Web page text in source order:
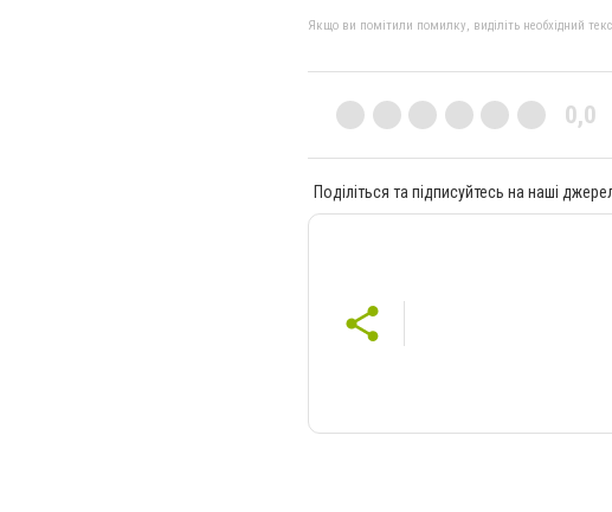
Якщо ви помітили помилку, виділіть необхідний
0,0
Поділіться та підписуйтесь на наші